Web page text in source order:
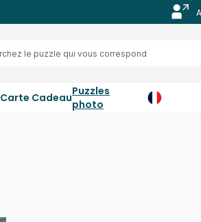
Carte CadeauPuzzles
photo